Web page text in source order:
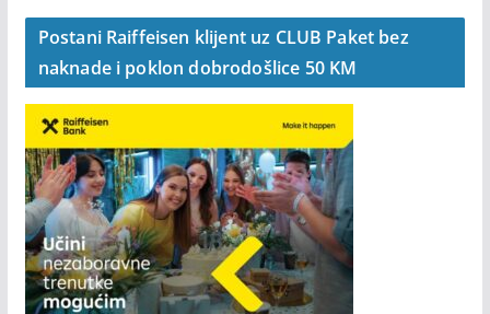
Postani Raiffeisen klijent uz CLUB Paket bez
naknade i poklon dobrodošlice 50 KM